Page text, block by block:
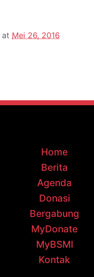
at Mei 26, 2016
Home
Berita
Agenda
Donasi
Bergabung
MyDonate
MyBSMI
Kontak